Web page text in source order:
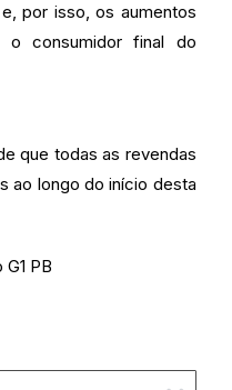
por isso, os aumentos
o consumidor final do
que todas as revendas
ao longo do início desta
PB